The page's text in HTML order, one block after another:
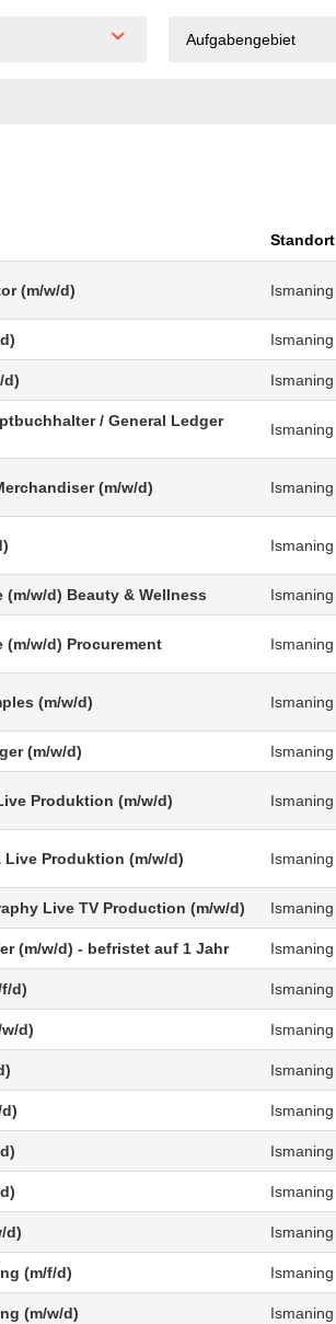
Aufgabengebiet
Standort
(m/w/d) Ismaning
Ismaning
d) Ismaning
/ General Ledger
Ismaning
(m/w/d) Ismaning
Ismaning
w/d) Beauty & Wellness Ismaning
w/d) Procurement Ismaning
(m/w/d) Ismaning
(m/w/d) Ismaning
Produktion (m/w/d) Ismaning
Live Produktion (m/w/d) Ismaning
Live TV Production (m/w/d) Ismaning
(m/w/d) - befristet auf 1 Jahr Ismaning
d) Ismaning
d) Ismaning
Ismaning
Ismaning
Ismaning
Ismaning
d) Ismaning
(m/f/d) Ismaning
(m/w/d) Ismaning